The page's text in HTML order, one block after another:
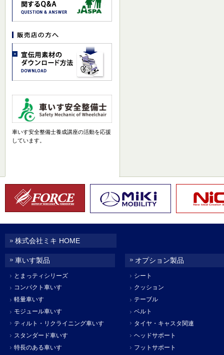
車いす安全整備士養成講座の活動を応援
しています。
株式会社ミキ HOME
車いす製品
とまっティシリーズ
コンパクト車いす
軽量車いす
モジュール車いす
ティルト・リクライニング車いす
スタンダード車いす
特長のある車いす
オプション製品
シート
クッション
テーブル
ベルト
タイヤ・キャスタ関連
ヘッドサポート
フットサポート